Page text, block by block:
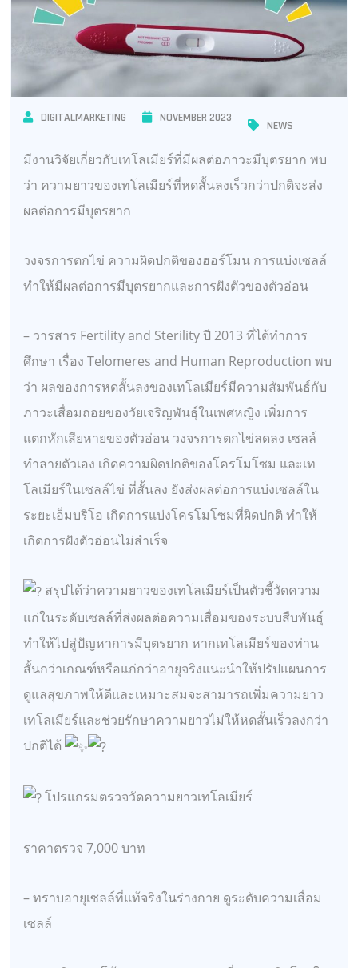
DIGITALMARKETING NOVEMBER 2023
NEWS
มีงานวิจัยเกี่ยวกับเทโลเมียร์ที่มีผลต่อภาวะมีบุตรยาก พบ
ว่า ความยาวของเทโลเมียร์ที่หดสั้นลงเร็วกว่าปกติจะส่ง
ผลต่อการมีบุตรยาก
วงจรการตกไข่ ความผิดปกติของฮอร์โมน การแบ่งเซลล์
ทำให้มีผลต่อการมีบุตรยากและการฝังตัวของตัวอ่อน
– วารสาร Fertility and Sterility ปี 2013 ที่ได้ทำการ
ศึกษา เรื่อง Telomeres and Human Reproduction พบ
ว่า ผลของการหดสั้นลงของเทโลเมียร์มีความสัมพันธ์กับ
ภาวะเสื่อมถอยของวัยเจริญพันธุ์ในเพศหญิง เพิ่มการ
แตกหักเสียหายของตัวอ่อน วงจรการตกไข่ลดลง เซลล์
ทำลายตัวเอง เกิดความผิดปกติของโครโมโซม และเท
โลเมียร์ในเซลล์ไข่ ที่สั้นลง ยังส่งผลต่อการแบ่งเซลล์ใน
ระยะเอ็มบริโอ เกิดการแบ่งโครโมโซมที่ผิดปกติ ทำให้
เกิดการฝังตัวอ่อนไม่สำเร็จ
สรุปได้ว่าความยาวของเทโลเมียร์เป็นตัวชี้วัดความ
แก่ในระดับเซลล์ที่ส่งผลต่อความเสื่อมของระบบสืบพันธ์ุ
ทำให้ไปสู่ปัญหาการมีบุตรยาก หากเทโลเมียร์ของท่าน
สั้นกว่าเกณฑ์หรือแก่กว่าอายุจริงแนะนำให้ปรัปแผนการ
ดูแลสุขภาพให้ดีและเหมาะสมจะสามารถเพิ่มความยาว
เทโลเมียร์และช่วยรักษาความยาวไม่ให้หดสั้นเร็วลงกว่า
ปกติได้
โปรแกรมตรวจวัดความยาวเทโลเมียร์
ราคาตรวจ 7,000 บาท
– ทราบอายุเซลล์ที่แท้จริงในร่างกาย ดูระดับความเสื่อม
เซลล์